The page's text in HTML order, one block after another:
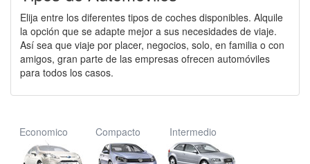
Elija entre los diferentes tipos de coches disponibles. Alquile
la opción que se adapte mejor a sus necesidades de viaje.
Así sea que viaje por placer, negocios, solo, en familia o con
amigos, gran parte de las empresas ofrecen automóviles
para todos los casos.
Economico Compacto Intermedio